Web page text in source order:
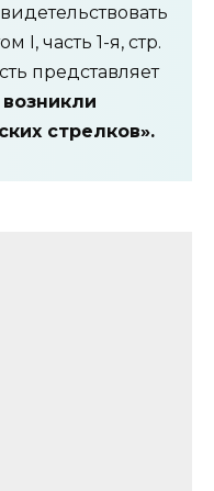
I, часть 1-я, стр.
представляет
возникли
стрелков».